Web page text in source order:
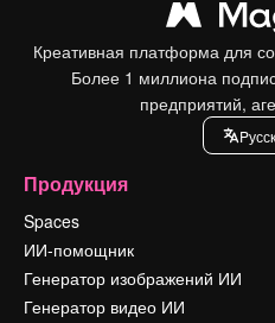
Креативная платформа для
Более 1 миллиона
предприятий,
Продукция
Spaces
ИИ-помощник
Генератор изображений ИИ
Генератор видео ИИ